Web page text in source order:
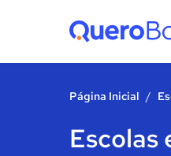
Página Inicial /
Escolas